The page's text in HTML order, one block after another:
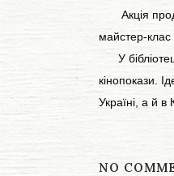
Акція
майстер-клас
У
кінопокази.
Україні, а й
NO